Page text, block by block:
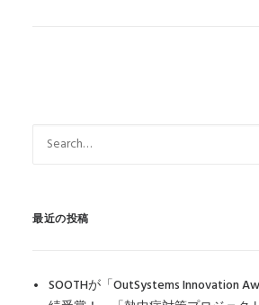
最近の投稿
SOOTHが「OutSystems Innovation